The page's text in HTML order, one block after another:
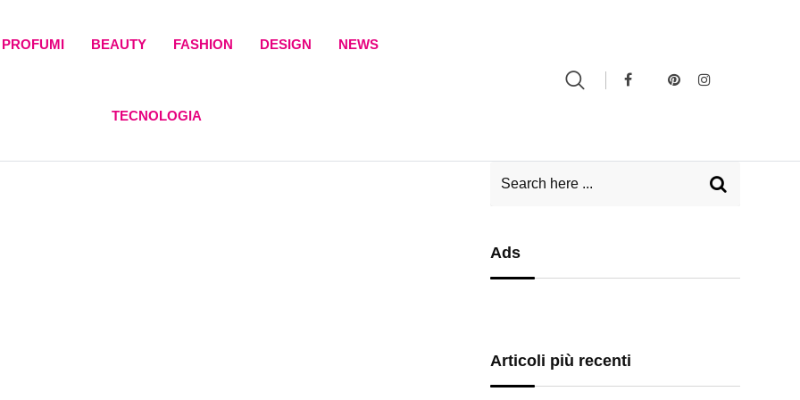
PROFUMI BEAUTY FASHION DESIGN NEWS
TECNOLOGIA
Ads
Articoli più recenti